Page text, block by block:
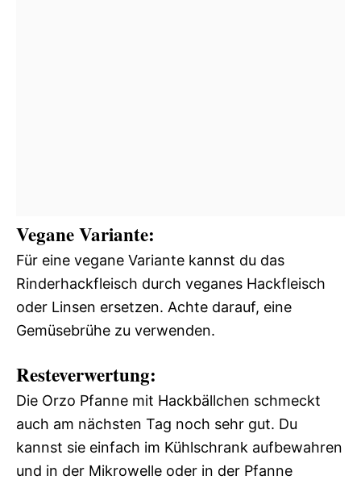
Vegane Variante:
Für eine vegane Variante kannst du das
Rinderhackfleisch durch veganes Hackfleisch
oder Linsen ersetzen. Achte darauf, eine
Gemüsebrühe zu verwenden.
Resteverwertung:
Die Orzo Pfanne mit Hackbällchen schmeckt
auch am nächsten Tag noch sehr gut. Du
kannst sie einfach im Kühlschrank aufbewahren
und in der Mikrowelle oder in der Pfanne